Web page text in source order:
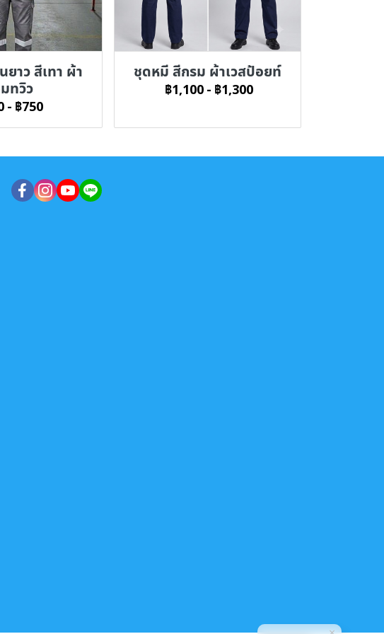
าว สีเทา ผ้า
ทวิว
- ฿750
ชุดหมี สีกรม ผ้าเวสป้อยท์
฿1,100 - ฿1,300